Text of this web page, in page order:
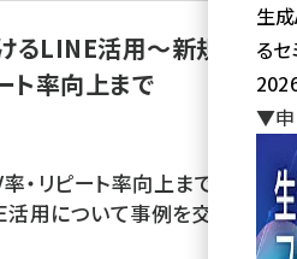
るLINE活用～新規顧客
ト率向上まで
・リピート率向上まで、単品
用について事例を交えてご
生
る
▼申